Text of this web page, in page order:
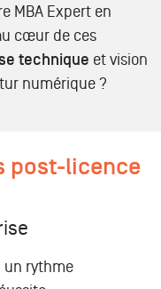
MBA Expert en
cœur de ces
technique et vision
numérique ?
post-licence
un rythme